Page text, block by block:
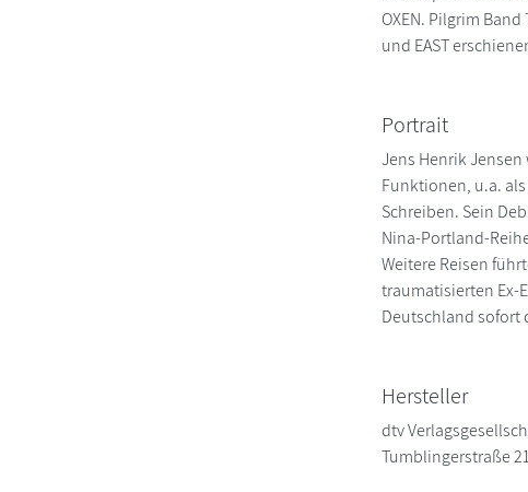
OXEN. Pilgrim
und EAST
Portrait
Jens Henrik
Funktionen, u.a.
Schreiben. Sein
Nina-Portland-
Weitere Reisen
traumatisierten Ex-
Deutschland sofort
Hersteller
dtv
Tumblingerstraße